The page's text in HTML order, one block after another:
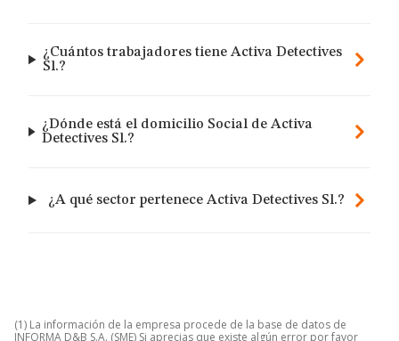
¿Cuántos trabajadores tiene Activa Detectives
Sl.?
¿Dónde está el domicilio Social de Activa
Detectives Sl.?
¿A qué sector pertenece Activa Detectives Sl.?
(1) La información de la empresa procede de la base de datos de
INFORMA D&B S.A. (SME) Si aprecias que existe algún error por favor